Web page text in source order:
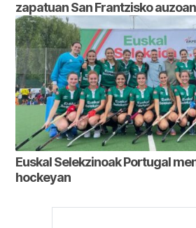
zapatuan San Frantzisko auzoan
Euskal Selekzinoak Portugal
hockeyan